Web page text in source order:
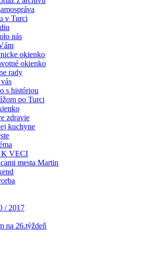
v Turci
nás
okienko
okienko
rady
s históriou
po Turci
zdravie
kuchyne
VECI
mesta Martin
/ 2017
na 26.týždeň